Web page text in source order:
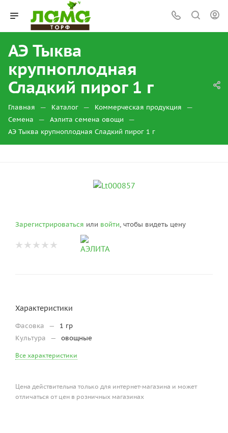
АЭ Тыква
крупноплодная
Сладкий пирог 1 г
Главная — Каталог — Коммерческая продукция —
Семена — Аэлита семена овощи —
АЭ Тыква крупноплодная Сладкий пирог 1 г
Зарегистрироваться или войти, чтобы видеть цену
Характеристики
Фасовка —
1 гр
Культура
— овощные
Все характеристики
Цена действительна только для интернет-магазина и может
отличаться от цен в розничных магазинах